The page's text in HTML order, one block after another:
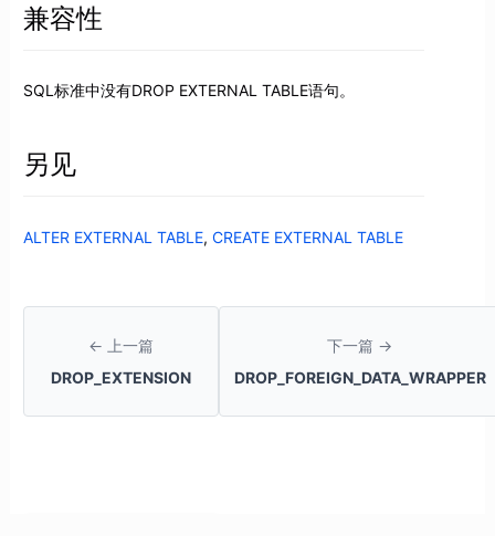
兼容性
SQL标准中没有DROP EXTERNAL TABLE语句。
另见
ALTER EXTERNAL TABLE, CREATE EXTERNAL TABLE
← 上一篇
DROP_EXTENSION
下一篇 →
DROP_FOREIGN_DATA_WRAPPER